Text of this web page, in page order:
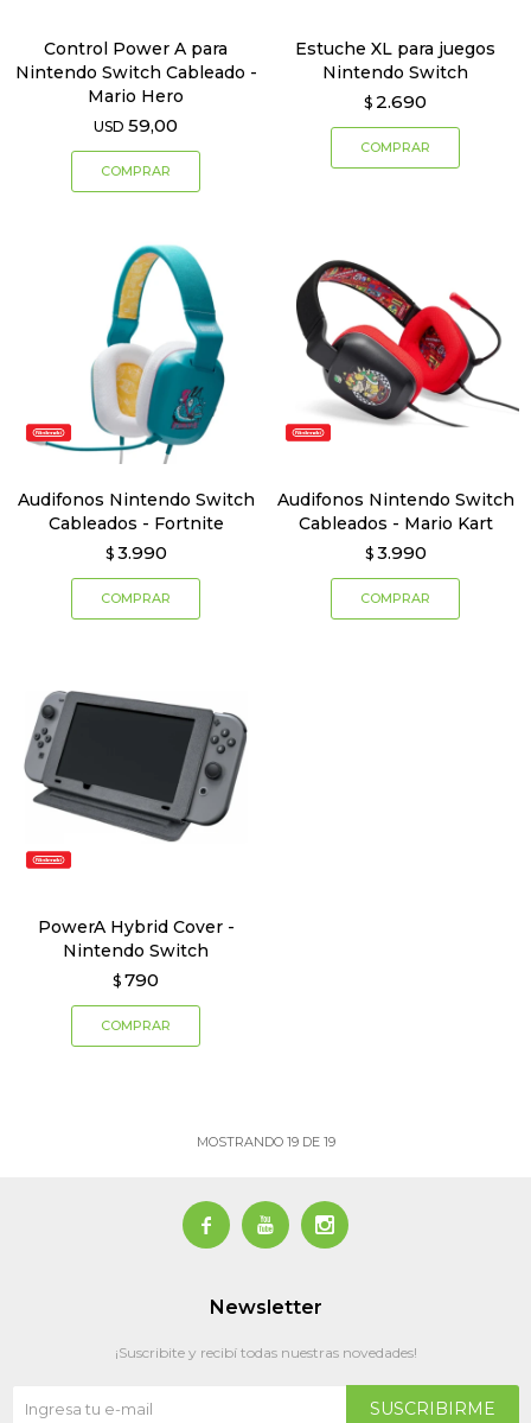
Control Power A para
Nintendo Switch Cableado -
Mario Hero
USD 59,00
Estuche XL para juegos
Nintendo Switch
$ 2.690
Audifonos Nintendo Switch
Cableados - Fortnite
$ 3.990
Audifonos Nintendo Switch
Cableados - Mario Kart
$ 3.990
PowerA Hybrid Cover -
Nintendo Switch
$ 790
MOSTRANDO 19DE 19
  
Newsletter
¡Suscribite y recibí todas nuestras novedades!
SUSCRIBIRME